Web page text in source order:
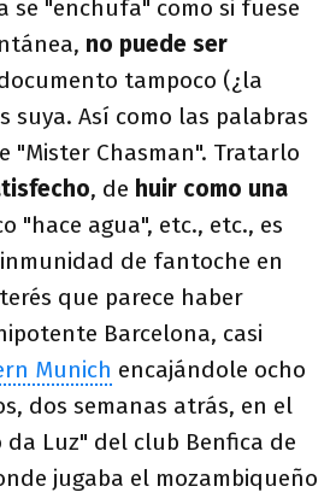
se "enchufa" como si fuese
no puede ser
tampoco (¿la
suya. Así como las palabras
"Mister Chasman". Tratarlo
, de huir como una
"hace agua", etc., etc., es
de fantoche en
que parece haber
Barcelona, casi
Munich encajándole ocho
dos semanas atrás, en el
Luz" del club Benfica de
jugaba el mozambiqueño